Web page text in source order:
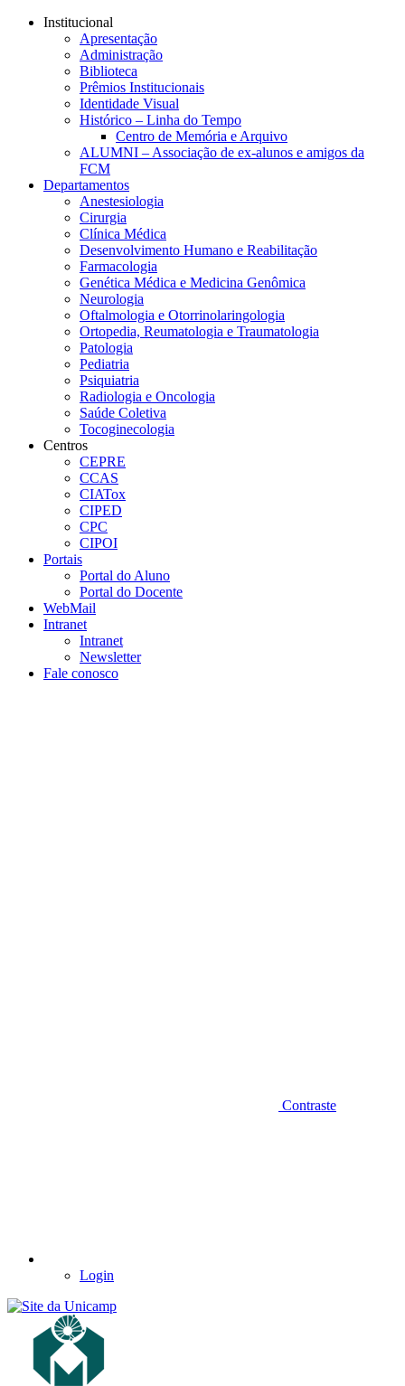
Conteúdo principal
Institucional
Apresentação
Administração
Biblioteca
Prêmios Institucionais
Identidade Visual
Histórico – Linha do Tempo
Centro de Memória e Arquivo
ALUMNI – Associação de ex-alunos e amigos da
FCM
Departamentos
Anestesiologia
Cirurgia
Clínica Médica
Desenvolvimento Humano e Reabilitação
Farmacologia
Genética Médica e Medicina Genômica
Neurologia
Oftalmologia e Otorrinolaringologia
Ortopedia, Reumatologia e Traumatologia
Patologia
Pediatria
Psiquiatria
Radiologia e Oncologia
Saúde Coletiva
Tocoginecologia
Centros
CEPRE
CCAS
CIATox
CIPED
CPC
CIPOI
Portais
Portal do Aluno
Portal do Docente
WebMail
Intranet
Intranet
Newsletter
Fale conosco
Contraste
Login